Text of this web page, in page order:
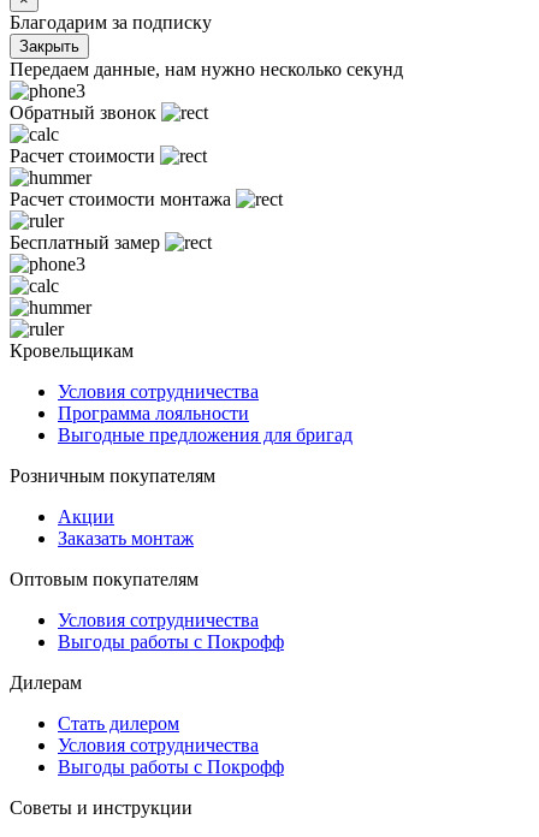
Благодарим за подписку
Закрыть
Передаем данные, нам нужно несколько секунд
Обратный звонок
Расчет стоимости
Расчет стоимости монтажа
Бесплатный замер
Кровельщикам
Условия сотрудничества
Программа лояльности
Выгодные предложения для бригад
Розничным покупателям
Акции
Заказать монтаж
Оптовым покупателям
Условия сотрудничества
Выгоды работы с Покрофф
Дилерам
Стать дилером
Условия сотрудничества
Выгоды работы с Покрофф
Советы и инструкции